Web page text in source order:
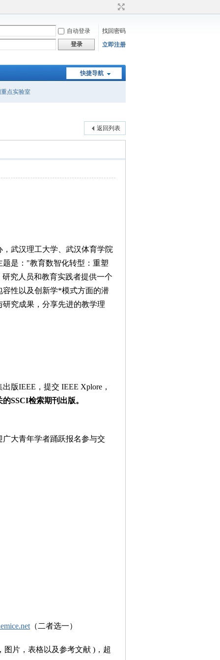
自动登录
找回密码
登录
立即注册
快捷导航
点实验室
返回列表
，武汉理工大学、武汉体育学院
题是："教育数智化转型：重塑
究人员和教育实践者提供一个
性以及创新学*模式方面的潜
究成果，分享先进的教学理
版IEEE，提交 IEEE Xplore，
SSCI检索期刊出版。
大青年学者踊跃报名参与交
（二者选一）
图片，表格以及参考文献 )，超